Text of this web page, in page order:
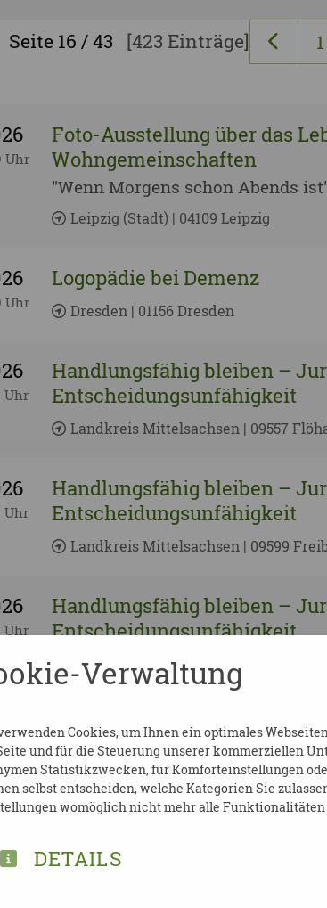
Seite 16 / 43
[423 Einträge]
1
Uhr
Foto-Ausstellung über das
Wohngemeinschaften
"Wenn Morgens schon Abends
Leipzig (Stadt) | 04109 Leipzig
Uhr
Logopädie bei Demenz
Dresden | 01156 Dresden
Uhr
Handlungsfähig bleiben –
Entscheidungsunfähigkeit
Landkreis Mittelsachsen | 09557
Uhr
Handlungsfähig bleiben –
Entscheidungsunfähigkeit
Landkreis Mittelsachsen | 09599
Uhr
Handlungsfähig bleiben –
Entscheidungsunfähigkeit
Chemnitz | 09111 Chemnitz
Uhr
Handlungsfähig bleiben –
Entscheidungsunfähigkeit
Chemnitz | 09112 Chemnitz
Entscheidungsunfähigkeit
Verwaltung
Cookies, um Ihnen ein optimales
und für die Steuerung unserer kommerziellen
Statistikzwecken, für Komforteinstellungen
selbst entscheiden, welche Kategorien Sie
womöglich nicht mehr alle Funktionalitäten
DETAILS